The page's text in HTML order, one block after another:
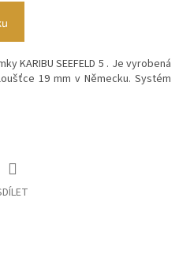
KARIBU SEEFELD 5 . Je vyrobená
19 mm v Německu. Systém